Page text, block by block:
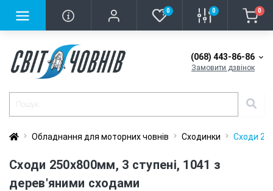
0 0 0
(068) 443-86-86
Замовити дзвінок
Обладнання для моторних човнів Сходинки Сходи
Сходи 250х800мм, 3 ступені, 1041 з
дерев'яними сходами